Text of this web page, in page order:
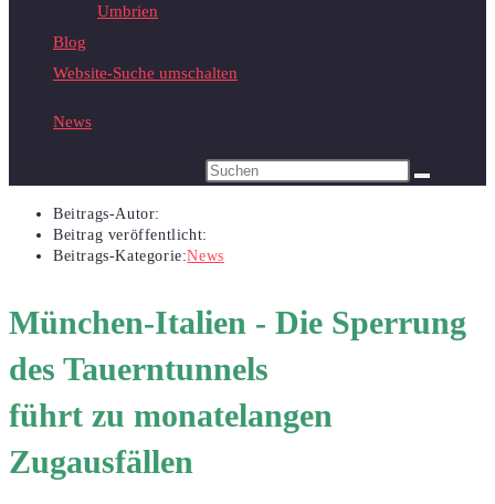
Umbrien
Blog
Website-Suche umschalten
News
Beitrags-Autor:
Beitrag veröffentlicht:
Beitrags-Kategorie:News
München-Italien - Die Sperrung
des Tauerntunnels
führt zu monatelangen
Zugausfällen